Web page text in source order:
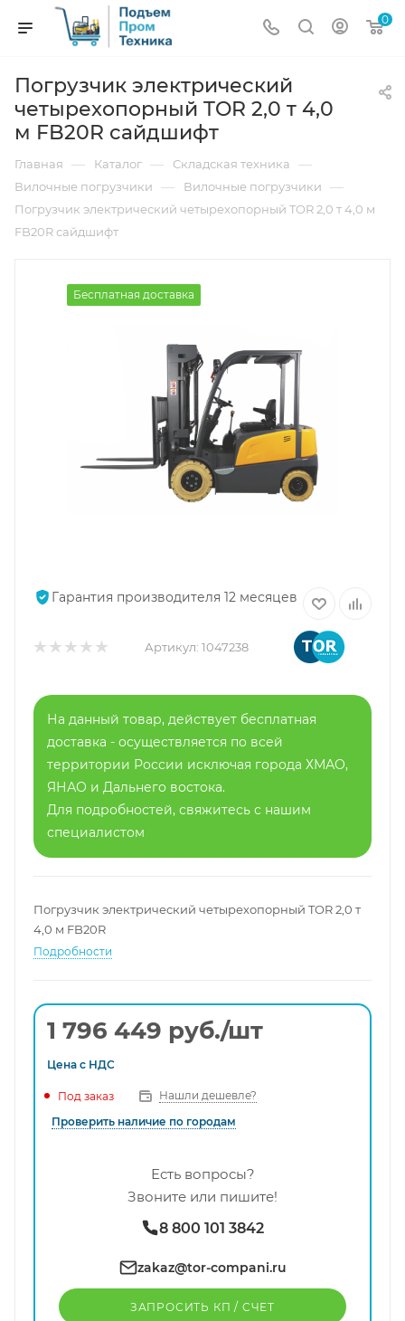
0
Погрузчик электрический
четырехопорный TOR 2,0 т 4,0
м FB20R сайдшифт
Главная — Каталог — Складская техника —
Вилочные погрузчики — Вилочные погрузчики —
Погрузчик электрический четырехопорный TOR 2,0 т 4,0 м
FB20R сайдшифт
Бесплатная доставка
Гарантия производителя 12 месяцев
Артикул: 1047238
На данный товар, действует бесплатная
доставка - осуществляется по всей
территории России исключая города ХМАО,
ЯНАО и Дальнего востока.
Для подробностей, свяжитесь с нашим
специалистом
Погрузчик электрический четырехопорный TOR 2,0 т
4,0 м FB20R
Подробности
1 796 449 руб./шт
Цена с НДС
Под заказ
Нашли дешевле?
Проверить наличие по городам
Есть вопросы?
Звоните или пишите!
8 800 101 3842
zakaz@tor-compani.ru
ЗАПРОСИТЬ КП / CЧЕТ